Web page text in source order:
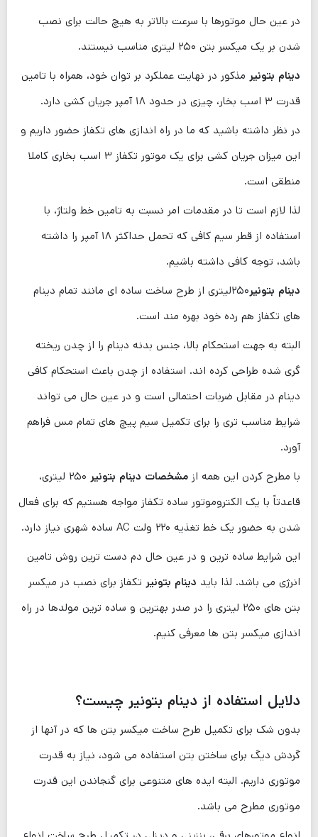
در عین حال موتورها با سرعت بالاتر به هیچ حالت برای نصب
شدن بر یک میکسر بتن ۲۵۰ لیتری مناسب نیستند.
دینام بتونیر مذکور در نهایت عملکرد بر توان خود، همراه با تامین
قدرت ۳ اسب بخار، چیزی در حدود ۱۸ آمپر جریان کشی دارد.
در نظر داشته باشید که ما در راه اندازی های تکفاز حضور داریم و
این میزان جریان کشی برای یک موتور تکفاز ۳ اسب بخاری کاملا
منطقی است.
لذا لازم است تا در مقدمات امر نسبت به تامین خط ولتاژ، با
استفاده از قطر سیم کافی که تحمل حداکثر ۱۸ آمپر را داشته
باشد، توجه کافی داشته باشیم.
دینام بتونیر
۲۵۰لیتری از طرح ساخت ساده ای مانند تمام دینام
های تکفاز هم رده خود بهره ‌مند است.
البته به جهت استحکام بالا، جنس بدنه دینام را از چدن ریخته
گری شده طراحی کرده ‌اند. استفاده از چدن باعث استحکام کافی
دینام در مقابل ضربات احتمالی است و در عین حال می تواند
شرایط مناسب ‌تری را برای تکمیل سیم پیچ های تمام مس فراهم
آورد.
با مطرح کردن این همه از مشخصات دینام بتونیر
۲۵۰ لیتری،
قاعدتاً با یک الکتروموتور ساده تکفاز مواجه هستیم که برای فعال
شدن به حضور یک خط تغذیه ۲۲۰ ولت AC ساده شهری نیاز دارد.
این شرایط ساده ترین و در عین حال دم دست ترین روش تامین
انرژی می باشد. لذا باید دینام بتونیر تکفاز برای نصب در میکسر
بتن های ۲۵۰ لیتری را در صدر بهترین و ساده ‌ترین مولدها در راه
اندازی میکسر بتن ها معرفی کنیم.
دلایل استفاده از دینام بتونیر چیست؟
بدون شک برای تکمیل طرح ساخت میکسر بتن ها که در آنها از
گردش دیگ برای ساختن بتن استفاده می شود، نیاز به قدرت
موتوری داریم. البته ایده های متنوعی برای گنجاندن این قدرت
موتوری مطرح می ‌باشد.